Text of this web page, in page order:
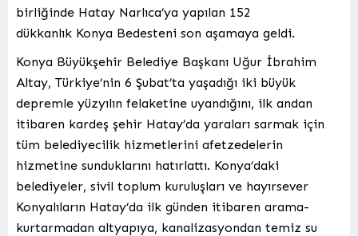
birliğinde Hatay Narlıca’ya yapılan 152
dükkanlık Konya Bedesteni son aşamaya geldi.
Konya Büyükşehir Belediye Başkanı Uğur İbrahim
Altay, Türkiye’nin 6 Şubat’ta yaşadığı iki büyük
depremle yüzyılın felaketine uyandığını, ilk andan
itibaren kardeş şehir Hatay’da yaraları sarmak için
tüm belediyecilik hizmetlerini afetzedelerin
hizmetine sunduklarını hatırlattı. Konya’daki
belediyeler, sivil toplum kuruluşları ve hayırsever
Konyalıların Hatay’da ilk günden itibaren arama-
kurtarmadan altyapıya, kanalizasyondan temiz su